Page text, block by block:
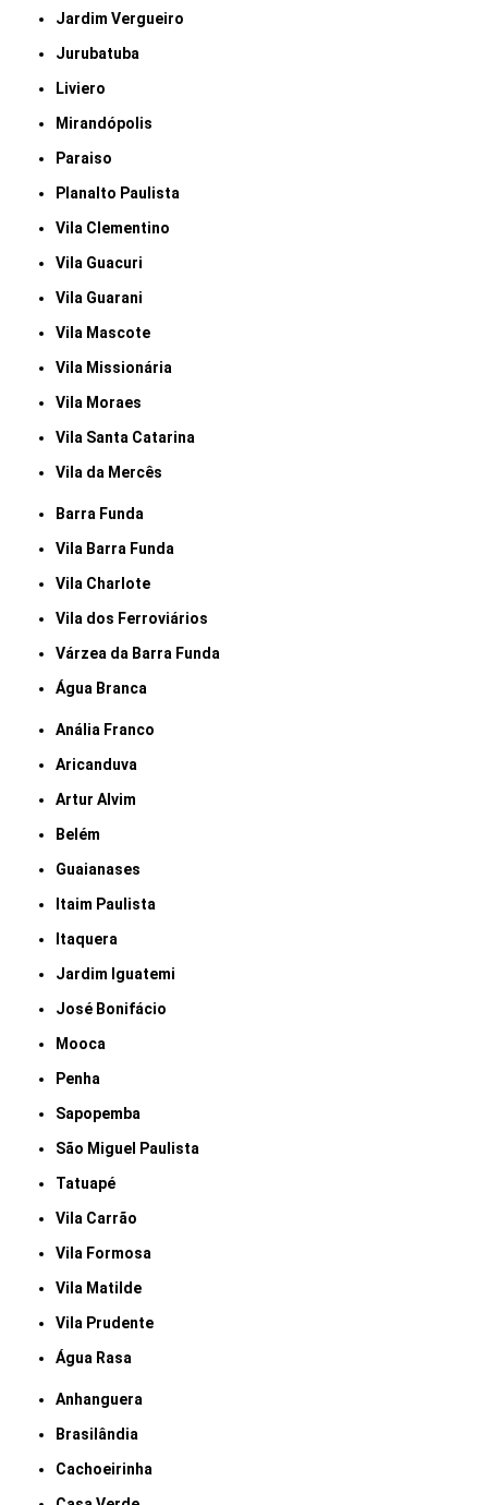
Jardim Vergueiro
Jurubatuba
Liviero
Mirandópolis
Paraiso
Planalto Paulista
Vila Clementino
Vila Guacuri
Vila Guarani
Vila Mascote
Vila Missionária
Vila Moraes
Vila Santa Catarina
Vila da Mercês
Barra Funda
Vila Barra Funda
Vila Charlote
Vila dos Ferroviários
Várzea da Barra Funda
Água Branca
Anália Franco
Aricanduva
Artur Alvim
Belém
Guaianases
Itaim Paulista
Itaquera
Jardim Iguatemi
José Bonifácio
Mooca
Penha
Sapopemba
São Miguel Paulista
Tatuapé
Vila Carrão
Vila Formosa
Vila Matilde
Vila Prudente
Água Rasa
Anhanguera
Brasilândia
Cachoeirinha